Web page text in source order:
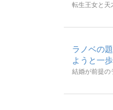
転生王女と天
ラノベの
ようと一
結婚が前提の